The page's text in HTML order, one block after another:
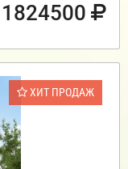
ХИТ ПРОДАЖ